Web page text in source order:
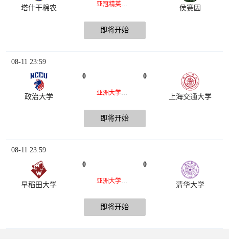
塔什干棉农 亚冠精英联赛 侯赛因
即将开始
08-11 23:59
政治大学
0 0
上海交通大学
即将开始
08-11 23:59
早稻田大学
0
亚洲大学生篮球联赛
0
清华大学
即将开始